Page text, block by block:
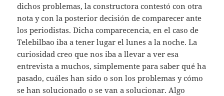
dichos problemas, la constructora contestó con otra
nota y con la posterior decisión de comparecer ante
los periodistas. Dicha comparecencia, en el caso de
Telebilbao iba a tener lugar el lunes a la noche. La
curiosidad creo que nos iba a llevar a ver esa
entrevista a muchos, simplemente para saber qué ha
pasado, cuáles han sido o son los problemas y cómo
se han solucionado o se van a solucionar. Algo